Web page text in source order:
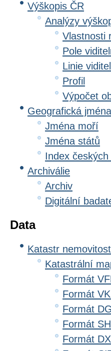
Výškopis ČR
Analýzy
Vlastnosti
Pole
Linie
Profil
Výpočet
Geografická jména
Jména moří
Jména států
Index
Archiválie
Archiv
Digitální
Data
Katastr
Katastrální
Formát
Formát
Formát
Formát
Formát